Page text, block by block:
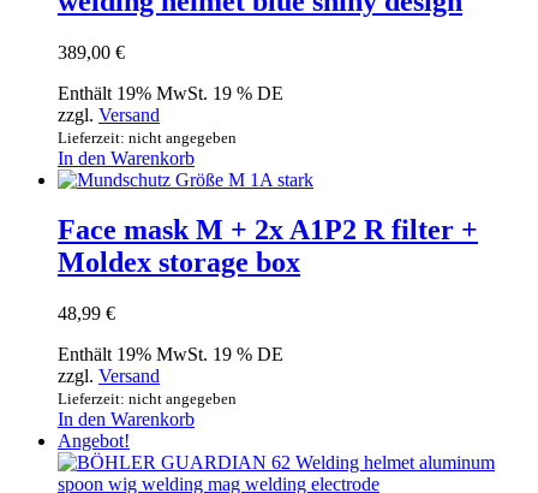
389,00 €
Enthält 19% MwSt. 19 % DE
zzgl. Versand
Lieferzeit: nicht angegeben
In den Warenkorb
Face mask M + 2x A1P2 R filter +
Moldex storage box
48,99 €
Enthält 19% MwSt. 19 % DE
zzgl. Versand
Lieferzeit: nicht angegeben
In den Warenkorb
Angebot!